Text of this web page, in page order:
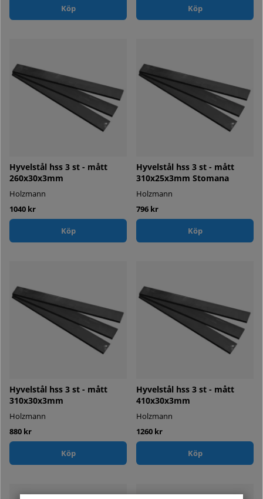
Köp Köp
Hyvelstål hss 3 st - mått
260x30x3mm
Holzmann
1040 kr
Köp
Hyvelstål hss 3 st - mått
310x25x3mm Stomana
Holzmann
796 kr
Köp
Hyvelstål hss 3 st - mått
310x30x3mm
Holzmann
880 kr
Köp
Hyvelstål hss 3 st - mått
410x30x3mm
Holzmann
1260 kr
Köp